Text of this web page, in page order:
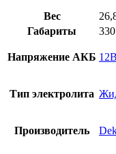
Вес
Габариты
Напряжение АКБ 12В
Тип электролита
Производитель